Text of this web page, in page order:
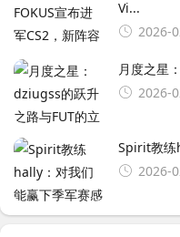
Vi...
2026-
月度之星
2026-
Spirit教练
2026-